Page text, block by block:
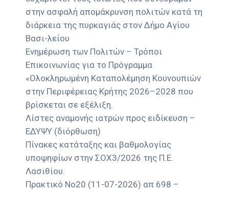
στην ασφαλή απομάκρυνση πολιτών κατά τη
διάρκεια της πυρκαγιάς στον Δήμο Αγίου
Βασι-λείου
Ενημέρωση των Πολιτών – Τρόποι
Επικοινωνίας για το Πρόγραμμα
«Ολοκληρωμένη Καταπολέμηση Κουνουπιών
στην Περιφέρειας Κρήτης 2026–2028 που
βρίσκεται σε εξέλιξη.
Λίστες αναμονής ιατρών προς ειδίκευση –
ΕΔΥΨΥ (διόρθωση)
Πίνακες κατάταξης και βαθμολογίας
υποψηφίων στην ΣΟΧ3/2026 της Π.Ε.
Λασιθίου.
Πρακτικό Νο20 (11-07-2026) απ 698 –